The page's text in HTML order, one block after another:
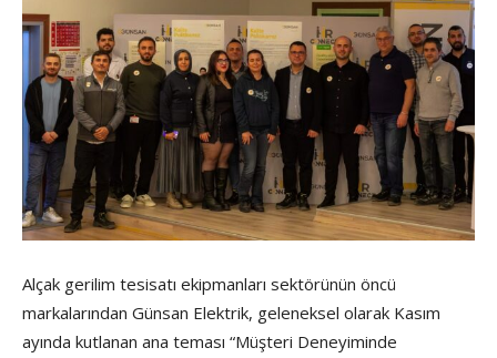
Alçak gerilim tesisatı ekipmanları sektörünün öncü
markalarından Günsan Elektrik, geleneksel olarak Kasım
ayında kutlanan ana teması “Müşteri Deneyiminde